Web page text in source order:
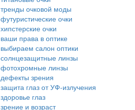
тренды очковой моды
футуристические очки
хипстерские очки
ваши права в оптике
выбираем салон оптики
солнцезащитные линзы
фотохромные линзы
дефекты зрения
защита глаз от УФ-излучения
здоровье глаз
зрение и возраст